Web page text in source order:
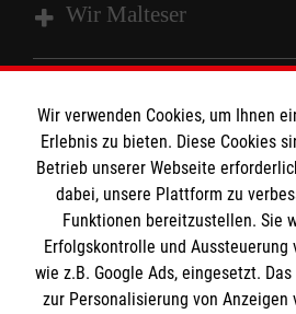
Wir Malteser
Angebote und Leistungen
Unsere Kurse
Mitarbeiten & Stellenangebote
Wir Malteser
Informationen
Kontakt
Impressum
Datenschutz
Malteser online
Wir verwenden Cookies, um Ihnen
Erlebnis zu bieten. Diese Cookies
Betrieb unserer Webseite
dabei, unsere Plattform zu
Funktionen bereitzustellen. Sie
Erfolgskontrolle und Aussteuerung
wie z.B. Google Ads, eingesetzt.
zur Personalisierung von Anzeigen